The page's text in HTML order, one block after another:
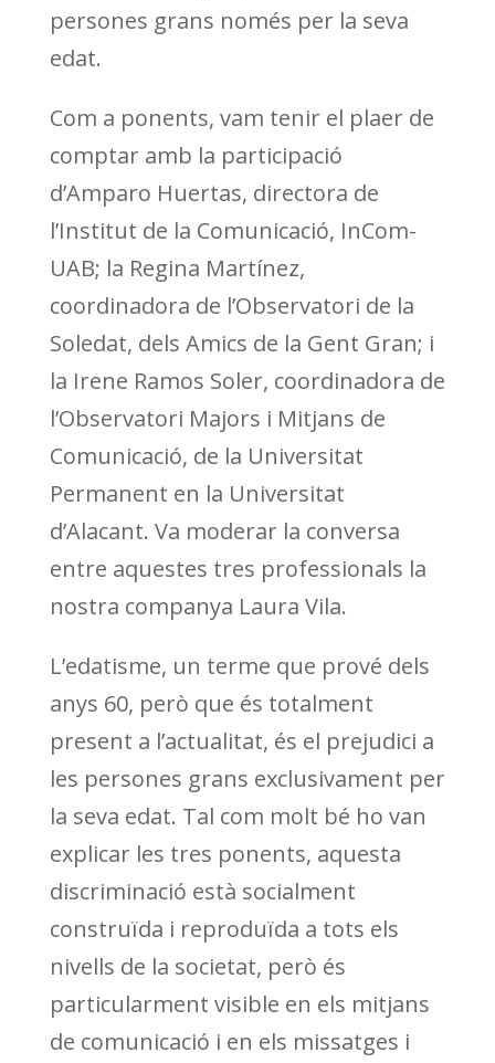
persones grans només per la seva
edat.
Com a ponents, vam tenir el plaer de
comptar amb la participació
d’Amparo Huertas, directora de
l’Institut de la Comunicació, InCom-
UAB; la Regina Martínez,
coordinadora de l’Observatori de la
Soledat, dels Amics de la Gent Gran; i
la Irene Ramos Soler, coordinadora de
l’Observatori Majors i Mitjans de
Comunicació, de la Universitat
Permanent en la Universitat
d’Alacant. Va moderar la conversa
entre aquestes tres professionals la
nostra companya Laura Vila.
L’edatisme, un terme que prové dels
anys 60, però que és totalment
present a l’actualitat, és el prejudici a
les persones grans exclusivament per
la seva edat. Tal com molt bé ho van
explicar les tres ponents, aquesta
discriminació està socialment
construïda i reproduïda a tots els
nivells de la societat, però és
particularment visible en els mitjans
de comunicació i en els missatges i